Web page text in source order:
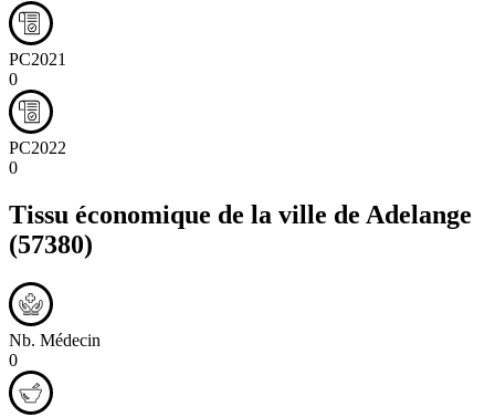
PC2021
0
PC2022
0
Tissu économique de la ville de Adelange
(57380)
Nb. Médecin
0